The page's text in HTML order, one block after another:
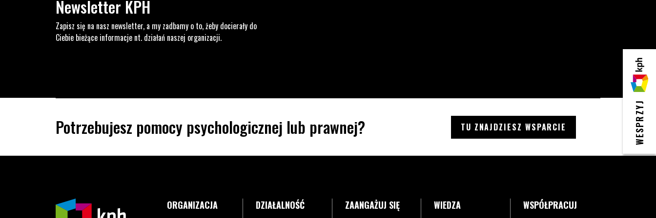
WESPRZYJ
KPH
Newsletter KPH
Zapisz się na nasz newsletter, a my zadbamy o to, żeby docierały do
Ciebie bieżące informacje nt. działań naszej organizacji.
Potrzebujesz pomocy psychologicznej lub prawnej? TU ZNAJDZIESZ WSPARCIE
ORGANIZACJA DZIAŁALNOŚĆ ZAANGAŻUJ SIĘ WIEDZA WSPÓŁPRACUJ